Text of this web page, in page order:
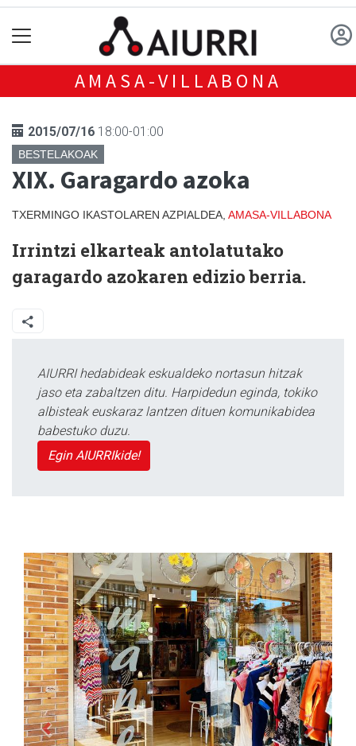
AMASA-VILLABONA
2015/07/16 18:00-01:00
BESTELAKOAK
XIX. Garagardo azoka
TXERMINGO IKASTOLAREN AZPIALDEA, AMASA-VILLABONA
Irrintzi elkarteak antolatutako
garagardo azokaren edizio berria.
AIURRI hedabideak eskualdeko nortasun hitzak
jaso eta zabaltzen ditu. Harpidedun eginda, tokiko
albisteak euskaraz lantzen dituen komunikabidea
babestuko duzu.
Egin AIURRIkide!
Previous Next